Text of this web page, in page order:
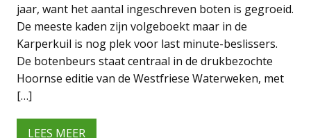
jaar, want het aantal ingeschreven boten is gegroeid.
De meeste kaden zijn volgeboekt maar in de
Karperkuil is nog plek voor last minute-beslissers.
De botenbeurs staat centraal in de drukbezochte
Hoornse editie van de Westfriese Waterweken, met
[…]
LEES MEER